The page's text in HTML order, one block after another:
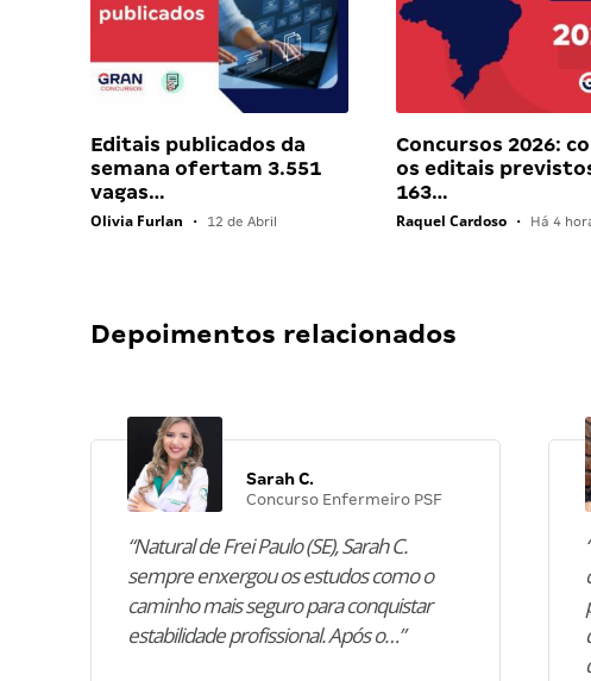
Editais publicados da
semana ofertam 3.551
vagas…
Olivia Furlan • 12 de Abril
Concursos 2026:
os editais
163…
Raquel Cardoso • Há 4
Depoimentos relacionados
Sarah C.
Concurso Enfermeiro PSF
“Natural de Frei Paulo (SE), Sarah C.
sempre enxergou os estudos como o
caminho mais seguro para conquistar
estabilidade profissional. Após o…”